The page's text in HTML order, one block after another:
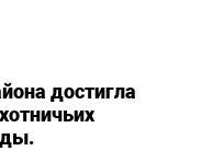
достигла